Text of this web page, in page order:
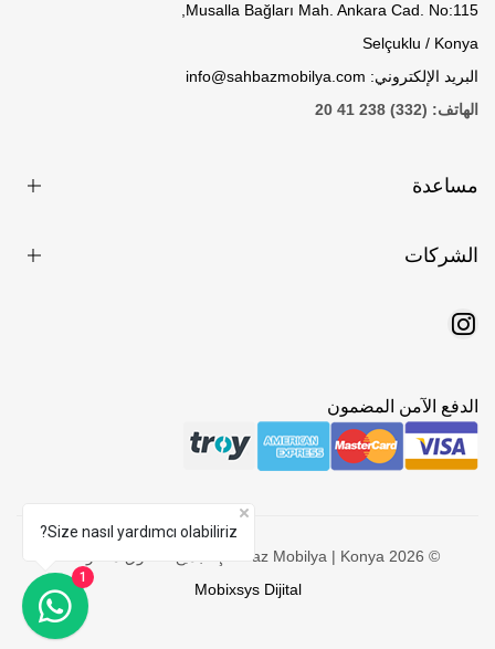
Musalla Bağları Mah. Ankara Cad. No:115,
Selçuklu / Konya
البريد الإلكتروني: info@sahbazmobilya.com
الهاتف: (332) 238 41 20
مساعدة
الشركات
الدفع الآمن المضمون
© 2026 Şahbaz Mobilya | Konya. جميع الحقوق محفوظة -
Mobixsys Dijital
Size nasıl yardımcı olabiliriz?
1